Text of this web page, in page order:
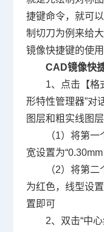
捷键命令，就可
制切刀为例来给
镜像快捷键的使用
CAD镜像快
1、点击【格
形特性管理器”对
图层和粗实线图
（1）将第
宽设置为
（2）将第
为红色，线型设
置即可
2、双击“中